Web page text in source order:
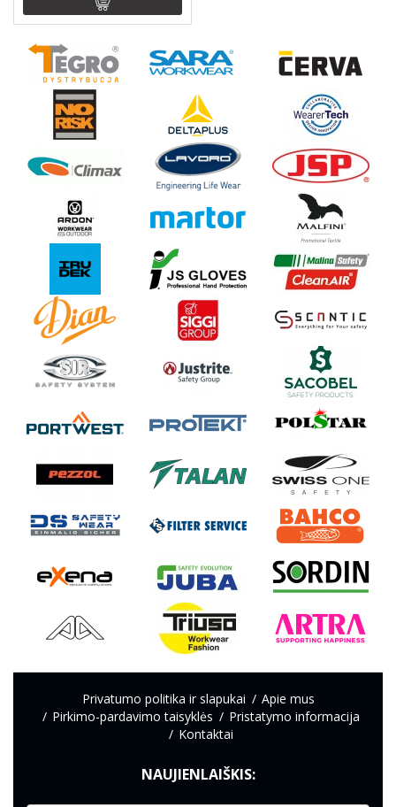
Privatumo politika ir slapukai
Apie mus
Pirkimo-pardavimo taisyklės
Pristatymo informacija
Kontaktai
NAUJIENLAIŠKIS: